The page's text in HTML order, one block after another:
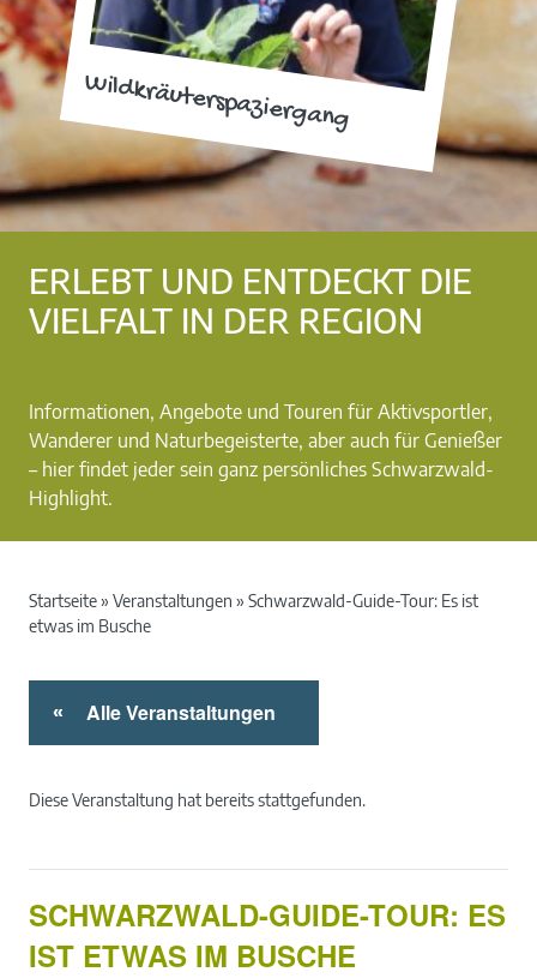
Wildkräuterspaziergang
ERLEBT UND ENTDECKT DIE
VIELFALT IN DER REGION
Informationen, Angebote und Touren für Aktivsportler,
Wanderer und Naturbegeisterte, aber auch für Genießer
– hier findet jeder sein ganz persönliches Schwarzwald-
Highlight.
Startseite» Veranstaltungen » Schwarzwald-Guide-Tour: Es ist
etwas im Busche
« Alle Veranstaltungen
Diese Veranstaltung hat bereits stattgefunden.
SCHWARZWALD-GUIDE-TOUR: ES
IST ETWAS IM BUSCHE